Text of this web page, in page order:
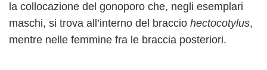
la collocazione del gonoporo che, negli esemplari
maschi, si trova all’interno del braccio hectocotylus,
mentre nelle femmine fra le braccia posteriori.